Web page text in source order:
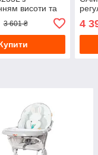
висоти та
3 601 ₴ 4